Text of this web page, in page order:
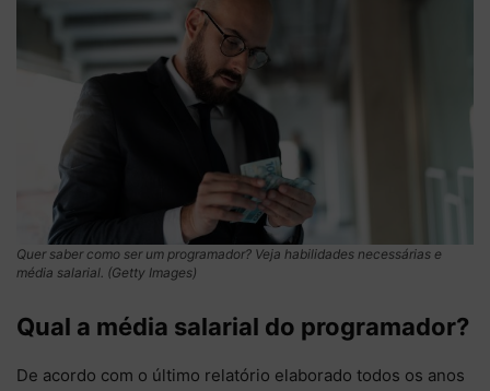
Quer saber como ser um programador? Veja habilidades necessárias e
média salarial. (Getty Images)
Qual a média salarial do programador?
De acordo com o último relatório elaborado todos os anos